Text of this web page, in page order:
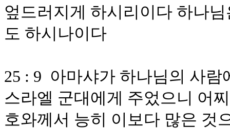
엎드러지게 하시리이다 하나
도 하시나이다
25 : 9 아마샤가 하나님의 사
스라엘 군대에게 주었으니 어
호와께서 능히 이보다 많은 것